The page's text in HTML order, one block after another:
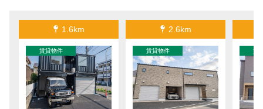
1.6km 2.6km